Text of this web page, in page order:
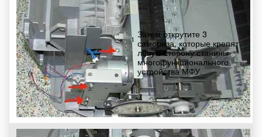
Затем открутите 3
самореза, которые крепят
левую сторону станины
многофункционального
устройства МФУ.